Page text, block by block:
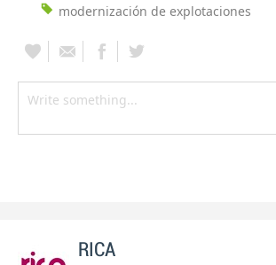
modernización de explotaciones
RICA